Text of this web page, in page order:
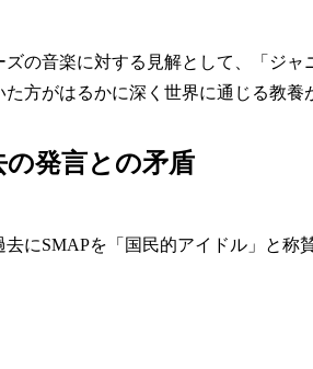
ズの音楽に対する見解として、「ジ
方がはるかに深く世界に通じる教養
の発言との矛盾
にSMAPを「国民的アイドル」と称